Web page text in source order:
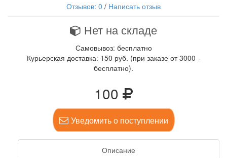
Отзывов: 0 / Написать отзыв
Нет на складе
Самовывоз: бесплатно
Курьерская доставка: 150 руб. (при заказе от 3000 -
бесплатно).
100
Уведомить о поступлении
Описание